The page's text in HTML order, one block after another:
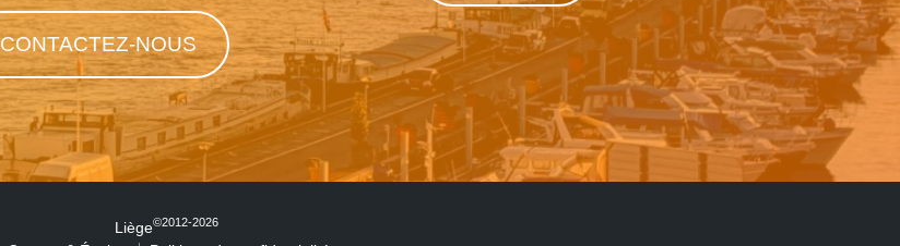
CONTACTEZ-NOUS
Liège©2012-2026